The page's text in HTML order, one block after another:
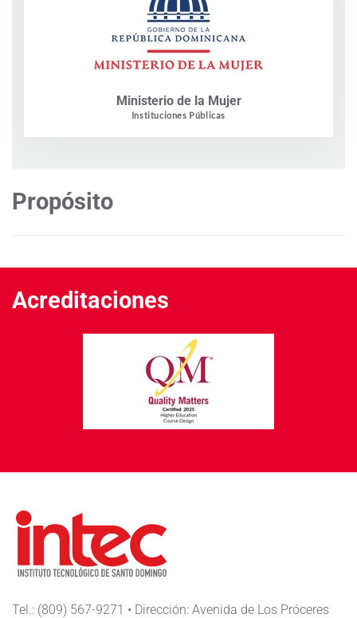
Ministerio de la Mujer
Instituciones Públicas
Propósito
Acreditaciones
Tel.: (809) 567-9271 • Dirección: Avenida de Los Próceres